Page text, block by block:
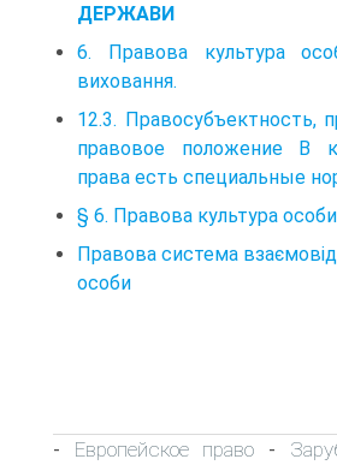
ДЕРЖАВИ
6. Правова культура
виховання.
12.3. Правосубъектность,
правовое положение В
права есть специальные
§ 6. Правова культура особи
Правова система
особи
- Европейское право -